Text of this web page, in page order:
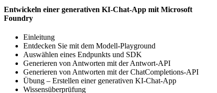
Entwickeln einer generativen KI-Chat-App mit Microsoft
Foundry
Einleitung
Entdecken Sie mit dem Modell-Playground
Auswählen eines Endpunkts und SDK
Generieren von Antworten mit der Antwort-API
Generieren von Antworten mit der ChatCompletions-API
Übung – Erstellen einer generativen KI-Chat-App
Wissensüberprüfung